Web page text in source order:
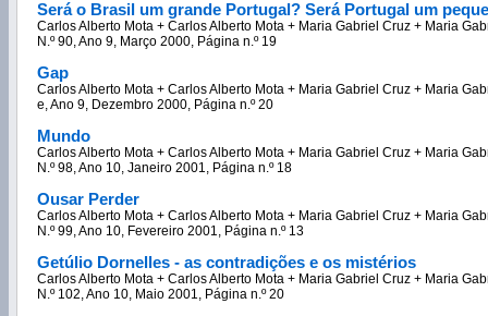
Será o Brasil um grande Portugal? Será Portugal um
Carlos Alberto Mota + Carlos Alberto Mota + Maria Gabriel Cruz + Maria
N.º 90, Ano 9, Março 2000, Página n.º 19
Gap
Carlos Alberto Mota + Carlos Alberto Mota + Maria Gabriel Cruz + Maria
e, Ano 9, Dezembro 2000, Página n.º 20
Mundo
Carlos Alberto Mota + Carlos Alberto Mota + Maria Gabriel Cruz + Maria
N.º 98, Ano 10, Janeiro 2001, Página n.º 18
Ousar Perder
Carlos Alberto Mota + Carlos Alberto Mota + Maria Gabriel Cruz + Maria
N.º 99, Ano 10, Fevereiro 2001, Página n.º 13
Getúlio Dornelles - as contradições e os mistérios
Carlos Alberto Mota + Carlos Alberto Mota + Maria Gabriel Cruz + Maria
N.º 102, Ano 10, Maio 2001, Página n.º 20